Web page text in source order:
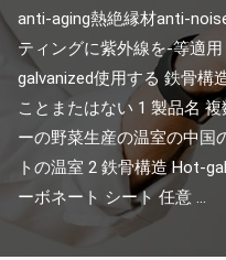
anti-aging熱絶縁材anti-
ティングに紫外線を-等適
galvanized使用する 鉄骨構
ことまたはない 1 製品名
ーの野菜生産の温室の中国
トの温室 2 鉄骨構造 Hot-
ーボネート シート 任意 ...